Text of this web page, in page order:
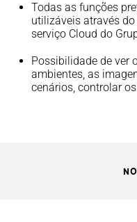
Todas as funções
utilizáveis através
serviço Cloud do
Possibilidade de ver
ambientes, as
cenários, controlar